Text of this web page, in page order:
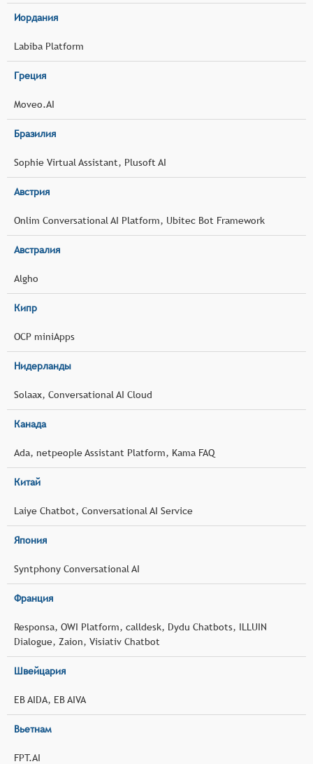
Иордания
Labiba Platform
Греция
Moveo.AI
Бразилия
Sophie Virtual Assistant, Plusoft AI
Австрия
Onlim Conversational AI Platform, Ubitec Bot Framework
Австралия
Algho
Кипр
OCP miniApps
Нидерланды
Solaax, Conversational AI Cloud
Канада
Ada, netpeople Assistant Platform, Kama FAQ
Китай
Laiye Chatbot, Conversational AI Service
Япония
Syntphony Conversational AI
Франция
Responsa, OWI Platform, calldesk, Dydu Chatbots, ILLUIN
Dialogue, Zaion, Visiativ Chatbot
Швейцария
EB AIDA, EB AIVA
Вьетнам
FPT.AI